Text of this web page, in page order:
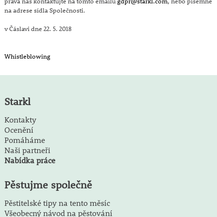
na adrese sídla Společnosti.
v Čáslavi dne 22. 5. 2018
Whistleblowing
Starkl
Kontakty
Ocenění
Pomáháme
Naši partneři
Nabídka práce
Pěstujme společně
Pěstitelské tipy na tento měsíc
Všeobecný návod na pěstování